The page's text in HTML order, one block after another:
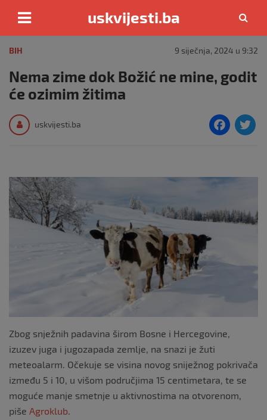
content
uskvijesti.ba
BIH 9 siječnja, 2024 u 9:32
Nema zime dok Božić ne mine, godit
će ozimim žitima
uskvijesti.ba
F
e
o
Zbog snježnih padavina širom Bosne i Hercegovine,
izuzev juga i jugozapada zemlje, na snazi je žuti
meteoalarm. Očekuje se visina novog sniježnog pokrivača
između 5 i 10, u višom područjima 15 centimetara, te se
moguće manje smetnje u aktivnostima na otvorenom,
piše Agroklub.